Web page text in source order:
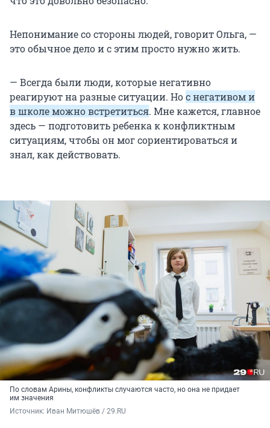
Непонимание со стороны людей, говорит Ольга, —
это обычное дело и с этим просто нужно жить.
— Всегда были люди, которые негативно
реагируют на разные ситуации. Нос негативом и
в школе можно встретиться. Мне кажется, главное
здесь — подготовить ребенка к конфликтным
ситуациям, чтобы он мог сориентироваться и
знал, как действовать.
По словам Арины, конфликты случаются часто, но она не придает
им значения
Источник: Иван Митюшёв / 29.RU